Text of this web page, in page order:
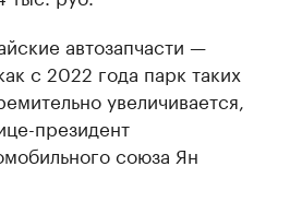
автозапчасти —
с 2022 года парк таких
увеличивается,
президент
союза Ян